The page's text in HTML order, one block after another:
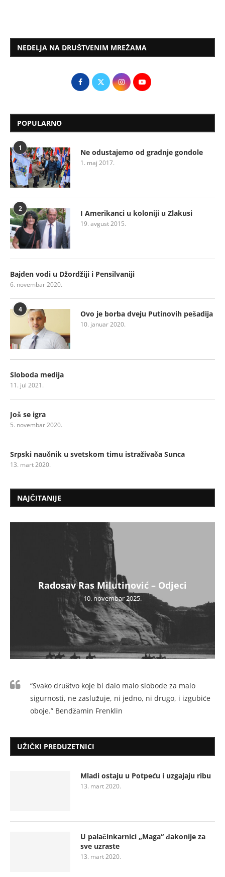
NEDELJA NA DRUŠTVENIM MREŽAMA
POPULARNO
1 Ne odustajemo od gradnje gondole
1. maj 2017.
2 I Amerikanci u koloniji u Zlakusi
19. avgust 2015.
Bajden vodi u Džordžiji i Pensilvaniji
6. novembar 2020.
4 Ovo je borba dveju Putinovih pešadija
10. januar 2020.
Sloboda medija
11. jul 2021.
Još se igra
5. novembar 2020.
Srpski naučnik u svetskom timu istraživača Sunca
13. mart 2020.
NAJČITANIJE
Radosav Ras Milutinović – Odjeci
10. novembar 2025.
“Svako društvo koje bi dalo malo slobode za malo
sigurnosti, ne zaslužuje, ni jedno, ni drugo, i izgubiće
oboje.” Bendžamin Frenklin
UŽIČKI PREDUZETNICI
Mladi ostaju u Potpeću i uzgajaju ribu
13. mart 2020.
U palačinkarnici „Maga“ đakonije za
sve uzraste
13. mart 2020.